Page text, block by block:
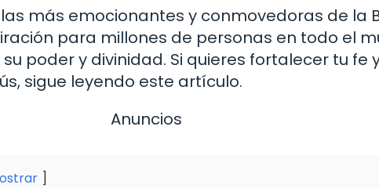
más emocionantes y conmovedoras de la
para millones de personas en todo el
poder y divinidad. Si quieres fortalecer tu fe
sigue leyendo este artículo.
Anuncios